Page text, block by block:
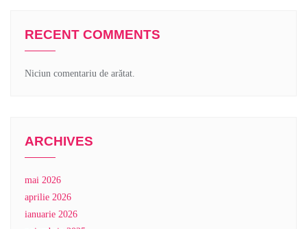
RECENT COMMENTS
Niciun comentariu de arătat.
ARCHIVES
mai 2026
aprilie 2026
ianuarie 2026